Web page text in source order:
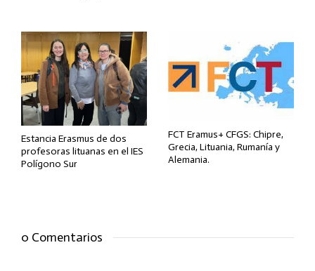
Estancia Erasmus de dos
profesoras lituanas en el IES
Polígono Sur
FCT Eramus+ CFGS: Chipre,
Grecia, Lituania, Rumanía y
Alemania.
0 Comentarios